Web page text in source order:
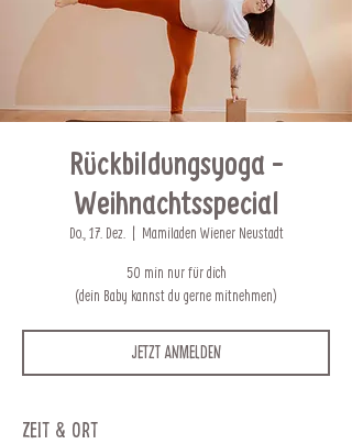
Rückbildungsyoga -
Weihnachtsspecial
Do., 17. Dez.
  |
Mamiladen Wiener Neustadt
50 min nur für dich
(dein Baby kannst du gerne mitnehmen)
Jetzt anmelden
Zeit & Ort